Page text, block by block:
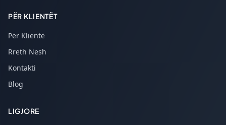
PËR KLIENTËT
Për Klientë
Rreth Nesh
Kontakti
Blog
LIGJORE